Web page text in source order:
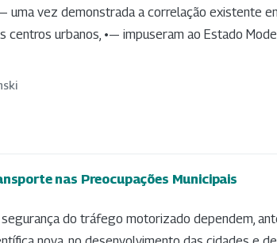
uma vez demonstrada a correlação existente
centros urbanos, •— impuseram ao Estado
nas Preocupações Municipais
segurança do tráfego motorizado dependem,